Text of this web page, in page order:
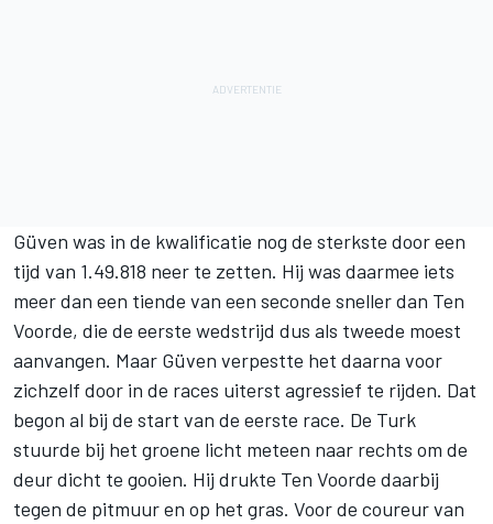
Güven was in de kwalificatie nog de sterkste door een
tijd van 1.49.818 neer te zetten. Hij was daarmee iets
meer dan een tiende van een seconde sneller dan Ten
Voorde, die de eerste wedstrijd dus als tweede moest
aanvangen. Maar Güven verpestte het daarna voor
zichzelf door in de races uiterst agressief te rijden. Dat
begon al bij de start van de eerste race. De Turk
stuurde bij het groene licht meteen naar rechts om de
deur dicht te gooien. Hij drukte Ten Voorde daarbij
tegen de pitmuur en op het gras. Voor de coureur van